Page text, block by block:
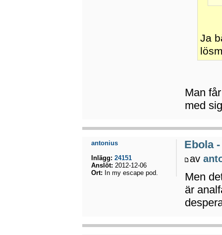
Ja
Man
med
Ebola
av
Men
är
antonius
Inlägg: 24151
Anslöt: 2012-12-06
Ort: In my escape pod.